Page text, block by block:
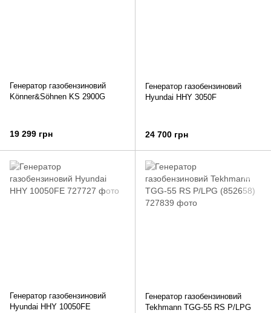
Генератор газобензиновий
Könner&Söhnen KS 2900G
19 299 грн
Генератор газобензиновий
Hyundai HHY 3050F
24 700 грн
Генератор газобензиновий
Hyundai HHY 10050FE
Генератор газобензиновий
Tekhmann TGG-55 RS P/LPG